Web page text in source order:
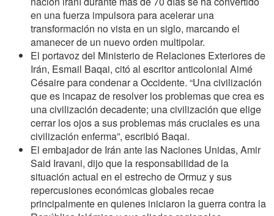
en una fuerza impulsora para acelerar una
transformación no vista en un siglo, marcando el
amanecer de un nuevo orden multipolar.
El portavoz del Ministerio de Relaciones Exteriores de
Irán, Esmail Baqai, citó al escritor anticolonial Aimé
Césaire para condenar a Occidente. “Una civilización
que es incapaz de resolver los problemas que crea es
una civilización decadente; una civilización que elige
cerrar los ojos a sus problemas más cruciales es una
civilización enferma”, escribió Baqai.
El embajador de Irán ante las Naciones Unidas, Amir
Said Iravani, dijo que la responsabilidad de la
situación actual en el estrecho de Ormuz y sus
repercusiones económicas globales recae
principalmente en quienes iniciaron la guerra contra la